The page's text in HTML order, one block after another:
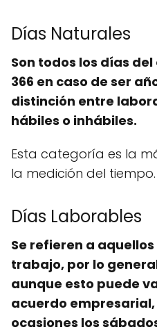
Días Naturales
Son todos los días
366 en caso de ser
distinción entre
hábiles o inhábiles.
Esta categoría es la
la medición del tiempo.
Días Laborables
Se refieren a
trabajo, por lo
aunque esto puede
acuerdo
ocasiones los